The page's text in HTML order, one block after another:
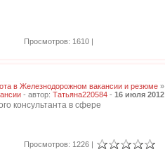
Просмотров: 1610 |
в Железнодорожном вакансии и резюме »
- автор: Татьяна220584 - 16 июля 2012
консультанта в сфере
Просмотров: 1226 |